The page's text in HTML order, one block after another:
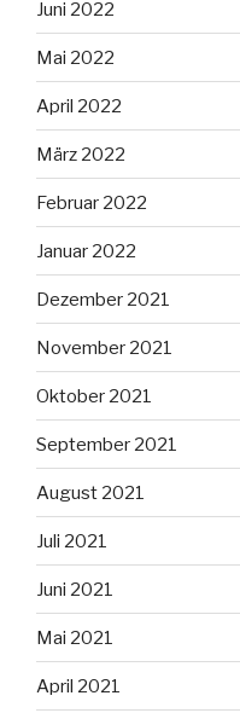
Juni 2022
Mai 2022
April 2022
März 2022
Februar 2022
Januar 2022
Dezember 2021
November 2021
Oktober 2021
September 2021
August 2021
Juli 2021
Juni 2021
Mai 2021
April 2021